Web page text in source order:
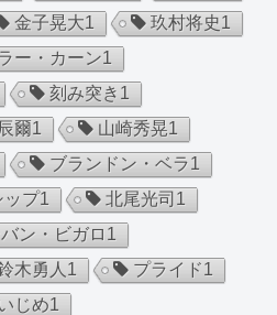
金子晃大1 玖村将史1
ー・カーン1
刻み突き 1
爾1 山崎秀晃1
ブランドン・ベラ1
ップ1 北尾光司 1
ン・ビガロ 1
木勇人 1 プライド1
じめ1